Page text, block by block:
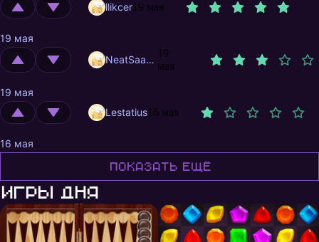
llikcer19 мая
19 мая
NeatSaater
19
мая
19 мая
Lestatius16 мая
16 мая
Показать ещё
Игры дня